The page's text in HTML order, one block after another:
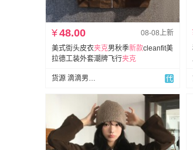
08-08上新
¥48.00
美式街头皮衣夹克男秋季新款cleanfit美
拉德工装外套潮牌飞行夹克
货源 滴滴男装网批